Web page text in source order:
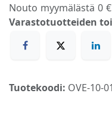
Nouto myymälästä 0 €
Varastotuotteiden
Tuotekoodi: OVE-10-